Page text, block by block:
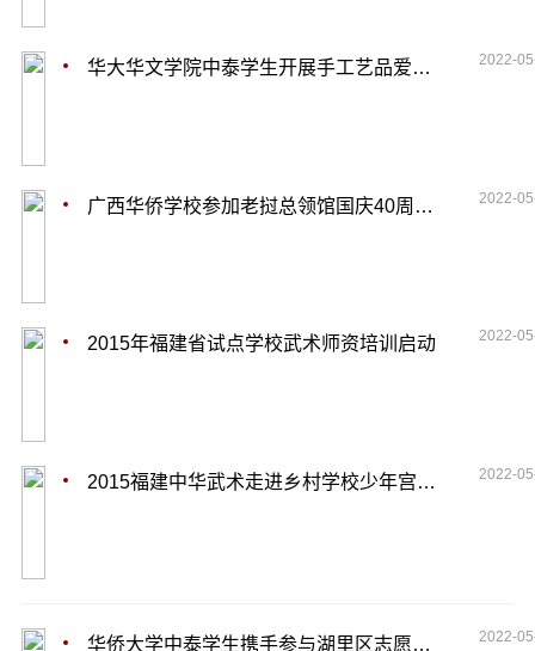
华大华文学院中泰学生开展手工艺品爱心义卖 2022-
广西华侨学校参加老挝总领馆国庆40周年活动 2022-
2015年福建省试点学校武术师资培训启动 2022-
2015福建中华武术走进乡村学校少年宫培训结业 2022-
华侨大学中泰学生携手参与湖里区志愿支教活动 2022-